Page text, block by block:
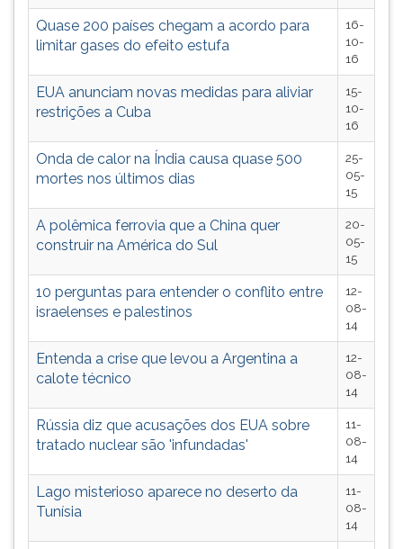
pressione
(primeira
tecla
esquerda
pressione
(primeira
tecla
direita
principal
Quase 200 países chegam a acordo para
limitar gases do efeito estufa
16-
10-
16
EUA anunciam novas medidas para aliviar
restrições a Cuba
15-
10-
16
Onda de calor na Índia causa quase 500
mortes nos últimos dias
25-
05-
15
A polêmica ferrovia que a China quer
construir na América do Sul
20-
05-
15
10 perguntas para entender o conflito entre
israelenses e palestinos
12-
08-
14
Entenda a crise que levou a Argentina a
calote técnico
12-
08-
14
Rússia diz que acusações dos EUA sobre
tratado nuclear são 'infundadas'
11-
08-
14
Lago misterioso aparece no deserto da
Tunísia
11-
08-
14